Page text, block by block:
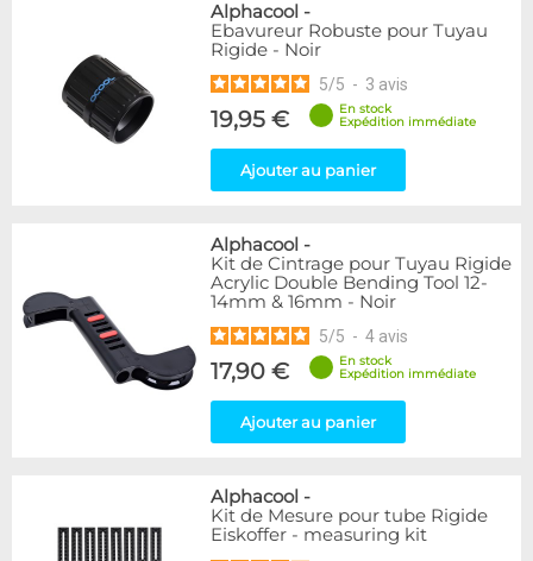
Alphacool -
Ebavureur Robuste pour Tuyau
Rigide - Noir
5/5 - 3 avis
19,95 €
En stock
Expédition immédiate
Ajouter au panier
Alphacool -
Kit de Cintrage pour Tuyau Rigide
Acrylic Double Bending Tool 12-
14mm & 16mm - Noir
5/5 - 4 avis
17,90 €
En stock
Expédition immédiate
Ajouter au panier
Alphacool -
Kit de Mesure pour tube Rigide
Eiskoffer - measuring kit